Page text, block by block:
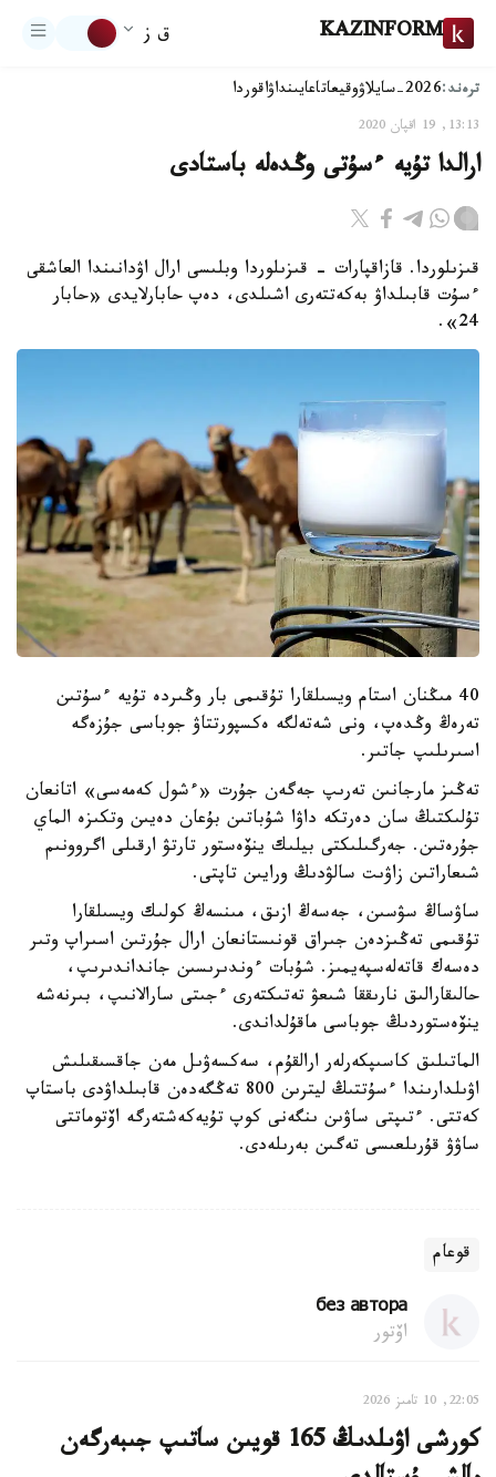
KAZINFORM ق ز
ترەند:2026-سايلاۋ وقيعاتاعايىنداۋاقوردا
13:13, 19 اقپان 2020
ارالدا تۇيە ءسۇتى وڭدەلە باستادى
قىزىلوردا. قازاقپارات - قىزىلوردا وبلىسى ارال اۋدانىندا العاشقى
ءسۇت قابىلداۋ بەكەتتەرى اشىلدى، دەپ حابارلايدى «حابار
24».
40 مىڭنان استام ويسىلقارا تۇقىمى بار وڭىردە تۇيە ءسۇتىن
تەرەڭ وڭدەپ، ونى شەتەلگە ەكسپورتتاۋ جوباسى جۇزەگە
اسىرىلىپ جاتىر.
تەڭىز مارجانىن تەرىپ جەگەن جۇرت «ءشول كەمەسى» اتانعان
تۇلىكتىڭ سان دەرتكە داۋا شۇباتىن بۇعان دەيىن وتكىزە الماي
جۇرەتىن. جەرگىلىكتى بيلىك ينۆەستور تارتۋ ارقىلى اگروونىم
شىعاراتىن زاۋىت سالۋدىڭ ورايىن تاپتى.
ساۋساڭ سۋسىن، جەسەڭ ازىق، مىنسەڭ كولىك ويسىلقارا
تۇقىمى تەڭىزدەن جىراق قونىستانعان ارال جۇرتىن اسىراپ وتىر
دەسەك قاتەلەسپەيمىز. شۇبات ءوندىرىسىن جانداندىرىپ،
حالىقارالىق نارىققا شىعۋ تەتىكتەرى ءجىتى سارالانىپ، بىرنەشە
ينۆەستوردىڭ جوباسى ماقۇلداندى.
الماتىلىق كاسىپكەرلەر ارالقۇم، سەكسەۋىل مەن جاقسىقىلىش
اۋىلدارىندا ءسۇتتىڭ ليترىن 800 تەڭگەدەن قابىلداۋدى باستاپ
كەتتى. ءتىپتى ساۋىن ىنگەنى كوپ تۇيەكەشتەرگە اۆتوماتتى
ساۋۋ قۇرىلعىسى تەگىن بەرىلەدى.
قوعام
без автора
اۆتور
22:05, 10 تامىز 2026
كورشى اۋىلدىڭ 165 قويىن ساتىپ جىبەرگەن